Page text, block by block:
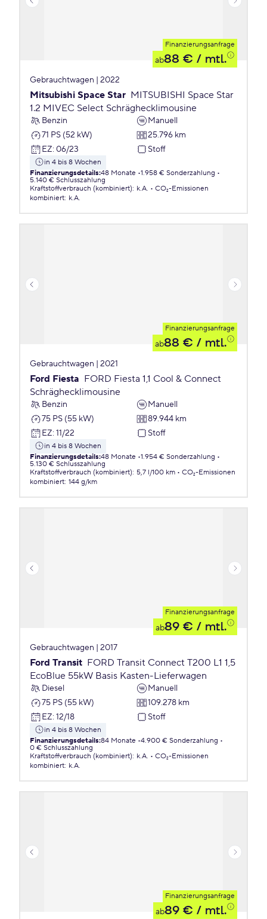
Finanzierungsanfrage
ab88 € / mtl.
Gebrauchtwagen | 2022
Mitsubishi Space Star MITSUBISHI Space Star
1.2 MIVEC Select Schräghecklimousine
Benzin
Manuell
71 PS (52 kW)
25.796 km
EZ: 06/23 Stoff
in 4 bis 8 Wochen
Finanzierungsdetails:48 Monate 1.958 € Sonderzahlung
5.140 € Schlusszahlung
Kraftstoffverbrauch (kombiniert): k.A.
CO₂-Emissionen
kombiniert: k.A.
Finanzierungsanfrage
ab88 € / mtl.
Gebrauchtwagen | 2021
Ford Fiesta FORD Fiesta 1,1 Cool & Connect
Schräghecklimousine
Benzin
Manuell
75 PS (55 kW)
89.944 km
EZ: 11/22 Stoff
in 4 bis 8 Wochen
Finanzierungsdetails:48 Monate 1.954 € Sonderzahlung
5.130 € Schlusszahlung
Kraftstoffverbrauch (kombiniert): 5,7 l/100 km
CO₂-Emissionen
kombiniert: 144 g/km
Finanzierungsanfrage
ab89 € / mtl.
Gebrauchtwagen | 2017
Ford Transit FORD Transit Connect T200 L1 1,5
EcoBlue 55kW Basis Kasten-Lieferwagen
Diesel
Manuell
75 PS (55 kW)
109.278 km
EZ: 12/18 Stoff
in 4 bis 8 Wochen
Finanzierungsdetails:84 Monate 4.900 € Sonderzahlung
0 € Schlusszahlung
Kraftstoffverbrauch (kombiniert): k.A.
CO₂-Emissionen
kombiniert: k.A.
Finanzierungsanfrage
ab89 € / mtl.